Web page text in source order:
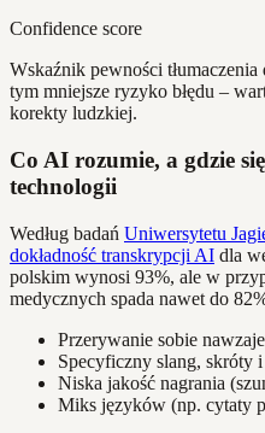
Confidence score
Wskaźnik pewności tłumaczenia
tym mniejsze ryzyko błędu –
korekty ludzkiej.
Co AI rozumie, a gdzie
technologii
Według badań Uniwersytetu
dokładność transkrypcji AI dla
polskim wynosi 93%, ale w
medycznych spada nawet do
Przerywanie sobie
Specyficzny slang, skróty
Niska jakość nagrania
Miks języków (np. cytaty